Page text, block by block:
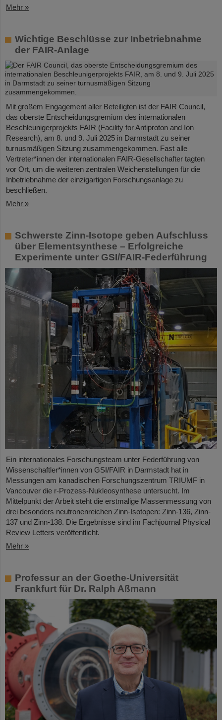
Mehr »
Wichtige Beschlüsse zur Inbetriebnahme
der FAIR-Anlage
Mit großem Engagement aller Beteiligten ist der FAIR Council,
das oberste Entscheidungsgremium des internationalen
Beschleunigerprojekts FAIR (Facility for Antiproton and Ion
Research), am 8. und 9. Juli 2025 in Darmstadt zu seiner
turnusmäßigen Sitzung zusammengekommen. Fast alle
Vertreter*innen der internationalen FAIR-Gesellschafter tagten
vor Ort, um die weiteren zentralen Weichenstellungen für die
Inbetriebnahme der einzigartigen Forschungsanlage zu
beschließen.
Mehr »
Schwerste Zinn-Isotope geben Aufschluss
über Elementsynthese – Erfolgreiche
Experimente unter GSI/FAIR-Federführung
Ein internationales Forschungsteam unter Federführung von
Wissenschaftler*innen von GSI/FAIR in Darmstadt hat in
Messungen am kanadischen Forschungszentrum TRIUMF in
Vancouver die r-Prozess-Nukleosynthese untersucht. Im
Mittelpunkt der Arbeit steht die erstmalige Massenmessung von
drei besonders neutronenreichen Zinn-Isotopen: Zinn-136, Zinn-
137 und Zinn-138. Die Ergebnisse sind im Fachjournal Physical
Review Letters veröffentlicht.
Mehr »
Professur an der Goethe-Universität
Frankfurt für Dr. Ralph Aßmann